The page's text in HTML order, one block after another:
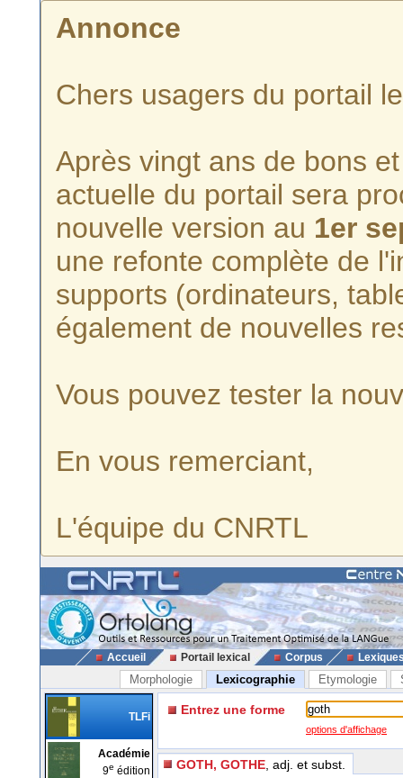
Annonce
Chers usagers du portail
Après vingt ans de bons
actuelle du portail sera
nouvelle version au 1er
une refonte complète de
supports (ordinateurs,
également de nouvelles
Vous pouvez tester la
En vous remerciant,
L'équipe du CNRTL
Accueil Portail lexical Corpus
Morphologie Lexicographie Etymologie
TLFi
Académie
9e édition
Entrez une forme
options d'affichage
GOTH, GOTHE , adj. et subst.